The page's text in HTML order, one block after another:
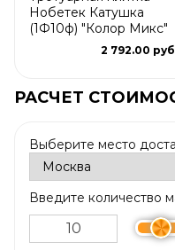
Нобетек Катушка
(1Ф10ф) "Колор Микс"
2 792.00
РАСЧЕТ
Выберите место
Введите количество